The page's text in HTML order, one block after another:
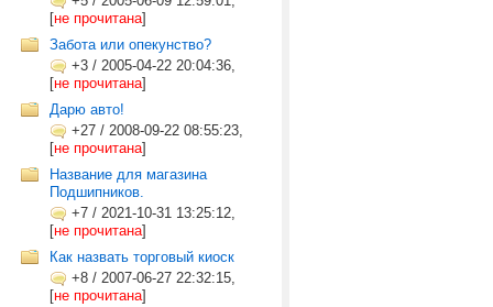
[не прочитана]
Забота или опекунство?
+3 / 2005-04-22 20:04:36,
[не прочитана]
Дарю авто!
+27 / 2008-09-22 08:55:23,
[не прочитана]
Название для магазина
Подшипников.
+7 / 2021-10-31 13:25:12,
[не прочитана]
Как назвать торговый киоск
+8 / 2007-06-27 22:32:15,
[не прочитана]